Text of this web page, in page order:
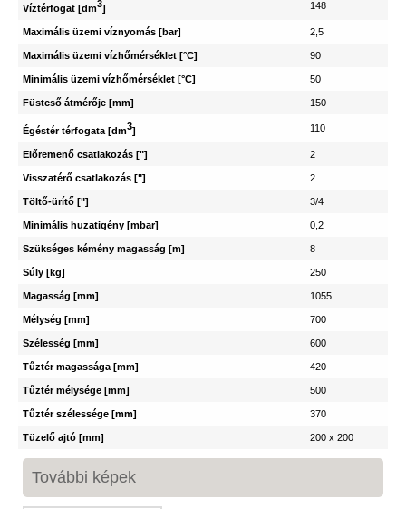
Víztérfogat [dm3] 148
Maximális üzemi víznyomás [bar] 2,5
Maximális üzemi vízhőmérséklet [°C] 90
Minimális üzemi vízhőmérséklet [°C] 50
Füstcső átmérője [mm] 150
Égéstér térfogata [dm3] 110
Előremenő csatlakozás ["] 2
Visszatérő csatlakozás ["] 2
Töltő-ürítő ["] 3/4
Minimális huzatigény [mbar] 0,2
Szükséges kémény magasság [m] 8
Súly [kg] 250
Magasság [mm] 1055
Mélység [mm] 700
Szélesség [mm] 600
Tűztér magassága [mm] 420
Tűztér mélysége [mm] 500
Tűztér szélessége [mm] 370
Tüzelő ajtó [mm] 200 x 200
További képek